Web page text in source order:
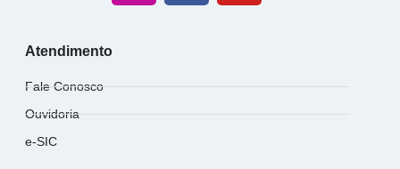
Atendimento
Fale Conosco
Ouvidoria
e-SIC